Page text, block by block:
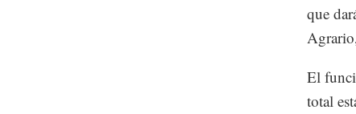
que
El
total